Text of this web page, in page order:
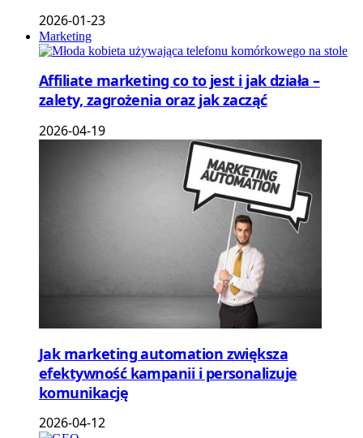
2026-01-23
Marketing
Affiliate marketing co to jest i jak działa –
zalety, zagrożenia oraz jak zacząć
2026-04-19
Jak marketing automation zwiększa
efektywność kampanii i personalizuje
komunikację
2026-04-12